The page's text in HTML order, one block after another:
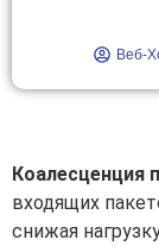
Веб-
Коалесценция
входящих
снижая